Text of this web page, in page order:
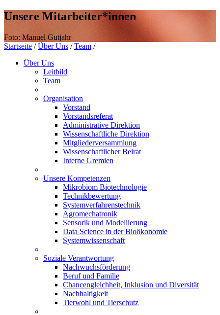
Unsere Mitarbeiter*innen
Foto: Manuel Gutjahr
Startseite / Über Uns / Team /
Über Uns
Leitbild
Team
Organisation
Vorstand
Vorstandsreferat
Administrative Direktion
Wissenschaftliche Direktion
Mitgliederversammlung
Wissenschaftlicher Beirat
Interne Gremien
Unsere Kompetenzen
Mikrobiom Biotechnologie
Technikbewertung
Systemverfahrenstechnik
Agromechatronik
Sensorik und Modellierung
Data Science in der Bioökonomie
Systemwissenschaft
Soziale Verantwortung
Nachwuchsförderung
Beruf und Familie
Chancengleichheit, Inklusion und Diversität
Nachhaltigkeit
Tierwohl und Tierschutz